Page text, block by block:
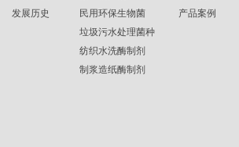
发展历史
民用环保生物菌
垃圾污水处理菌种
纺织水洗酶制剂
制浆造纸酶制剂
产品案例